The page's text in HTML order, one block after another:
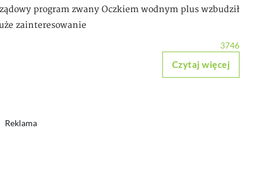
program zwany Oczkiem wodnym plus wzbudził
zainteresowanie
3746
Czytaj więcej
Reklama